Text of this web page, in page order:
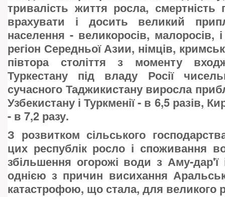
тривалість життя росла, смертність
врахувати і досить великий
населення - великоросів, малоросів,
регіон Середньої Азии, німців,
півтора століття з моменту
Туркестану під владу Росії
сучасного Таджикистану виросла
Узбекистану і Туркменії - в 6,5 разів,
- в 7,2 разу.
З розвитком сільського
цих республік росло і споживання
збільшення огорожі води з Аму-дар'ї
однією з причин висихання
катастрофою, що стала, для великого